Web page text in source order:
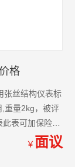
格
张丝结构仪表标
重量2kg，被评
表可加保险管
￥ 面议